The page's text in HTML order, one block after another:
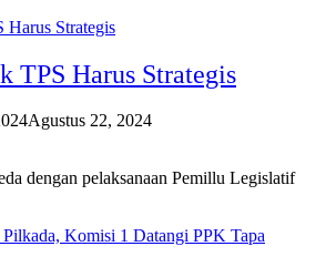
TPS Harus Strategis
Agustus 22, 2024
dengan pelaksanaan Pemillu Legislatif